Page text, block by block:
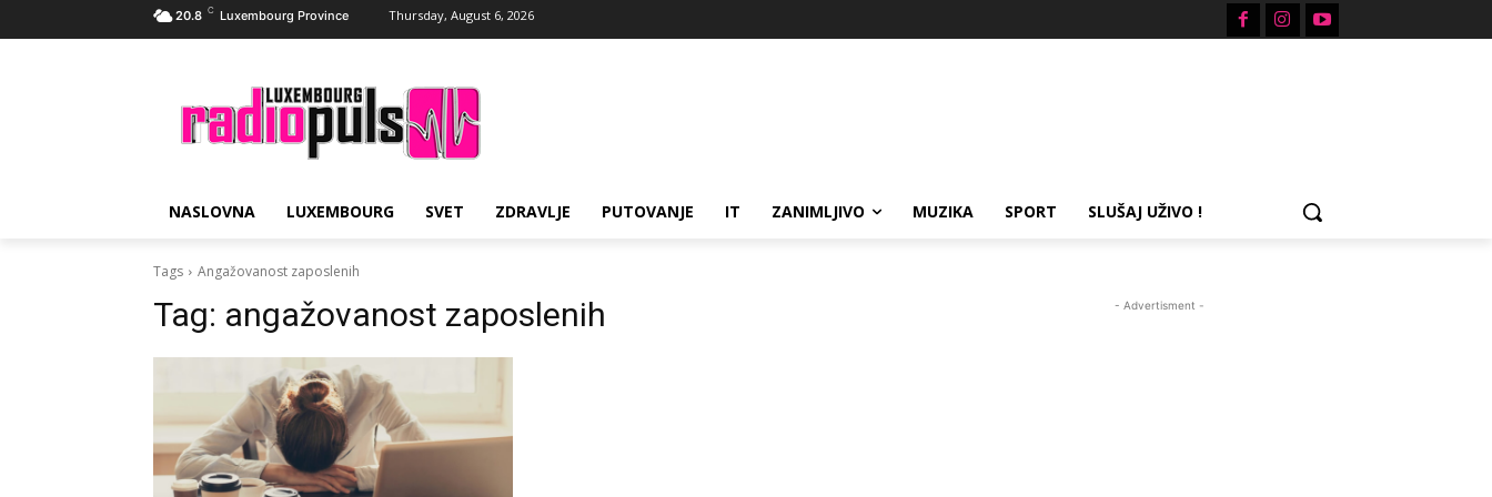
20.8 C Luxembourg Province Thursday, August 6, 2026
NASLOVNA LUXEMBOURG SVET ZDRAVLJE PUTOVANJE IT ZANIMLJIVO MUZIKA SPORT SLUŠAJ UŽIVO !
Tags Angažovanost zaposlenih
Tag: angažovanost zaposlenih - Advertisment -